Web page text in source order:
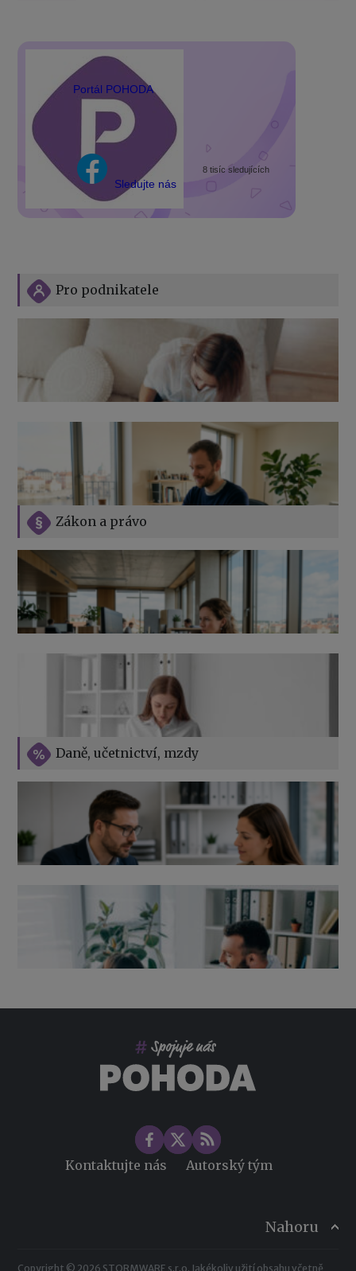
Portál POHODA
Sledujte nás
8 tisíc sledujících
Daně, učetnictví, mzdy
Zákon a právo
Vše o překážkách v práci na straně zaměstnavatele
Výpověď ze zdravotních důvodů 2026 – průvodce pro
zaměstnavatele
Pro podnikatele
Jak na podnikání při rodičovské dovolené
Přehledy pro OSSZ a zdravotní pojišťovny – jak na ně
v roce 2026
Kontaktujte nás Autorský tým
Nahoru
Copyright © 2026 STORMWARE s.r.o. Jakékoliv užití obsahu včetně